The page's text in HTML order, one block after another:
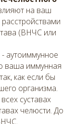
на ваш
(ВНЧС или
- аутоиммунное
ваша иммунная
как если бы
организма.
суставах
челюсти. До